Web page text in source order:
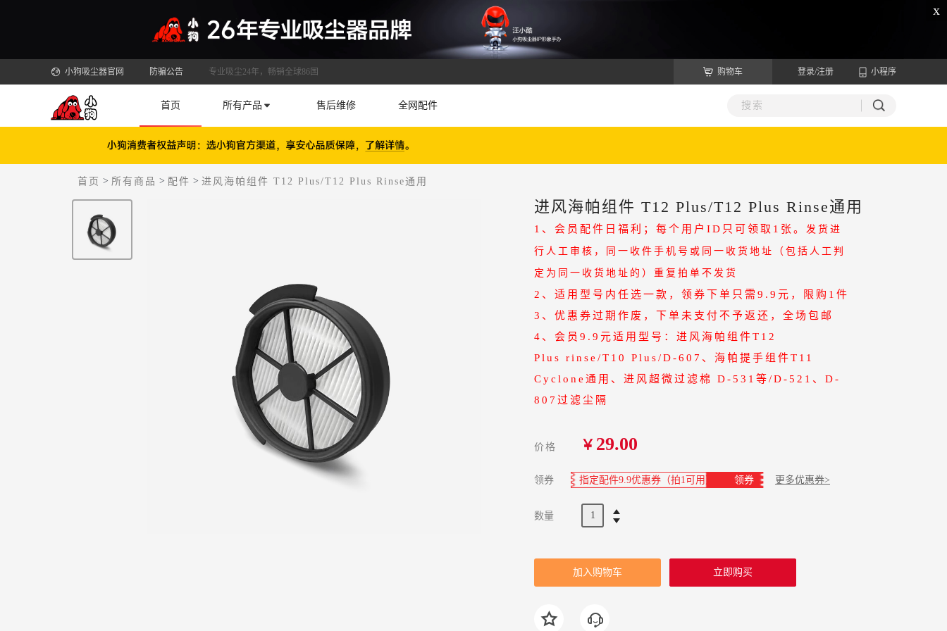
x
小狗吸尘器官网 防骗公告 专业吸尘24年，畅销全球86国 购物车 登录/注册 小程序
首页 所有产品 售后维修 全网配件
首页 > 所有商品 > 配件 > 进风海帕组件 T12 Plus/T12 Plus Rinse通用
进风海帕组件 T12 Plus/T12 Plus Rinse通用
1、会员配件日福利；每个用户ID只可领取1张。 发货进
行人工审核，同一收件手机号或同一收货地址（包括人工判
定为同一收货地址的）重复拍单不发货
2、 适用型号内任选一款， 领券下单只需9.9元，限购1件
3、优惠券过期作废，下单未支付不予返还，全场包邮
4、会员9.9元适用型号：进风海帕组件T12
Plus
rinse/T10 Plus/D-607、海帕提手组件T11
Cyclone通用、进风超微过滤棉 D-531等/D-521、D-
807过滤尘隔
价格 ￥ 29.00
领券 指定配件9.9优惠券（拍1可用） 领券 更多优惠券>
数量
立即购买
加入购物车